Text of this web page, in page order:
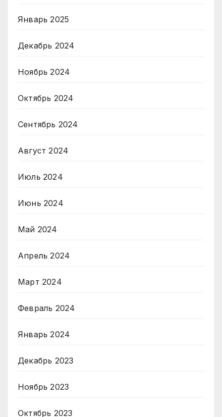
Январь 2025
Декабрь 2024
Ноябрь 2024
Октябрь 2024
Сентябрь 2024
Август 2024
Июль 2024
Июнь 2024
Май 2024
Апрель 2024
Март 2024
Февраль 2024
Январь 2024
Декабрь 2023
Ноябрь 2023
Октябрь 2023